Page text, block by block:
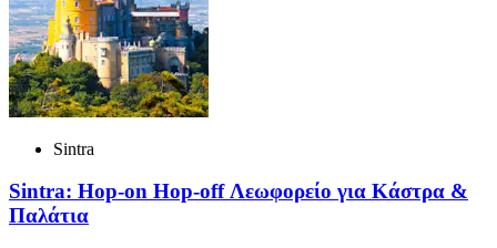
Sintra
Sintra: Hop-on Hop-off Λεωφορείο για Κάστρα &
Παλάτια